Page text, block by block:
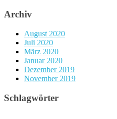
Archiv
August 2020
Juli 2020
März 2020
Januar 2020
Dezember 2019
November 2019
Schlagwörter